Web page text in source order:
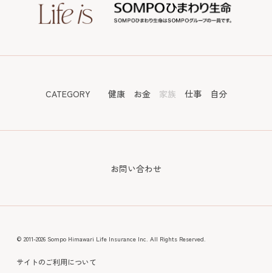
CATEGORY 健康 お金 家族 仕事 自分
お問い合わせ
© 2011-2026 Sompo Himawari Life Insurance Inc. All Rights Reserved.
サイトのご利用について